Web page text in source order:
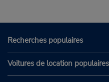
Recherches populaires
Voitures de location populaires